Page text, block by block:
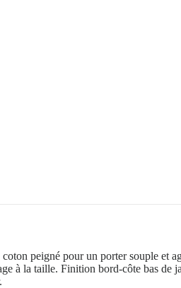
peigné pour un porter souple
à la taille. Finition bord-côte bas